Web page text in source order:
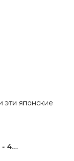
эти японские
Пользователь - 44046